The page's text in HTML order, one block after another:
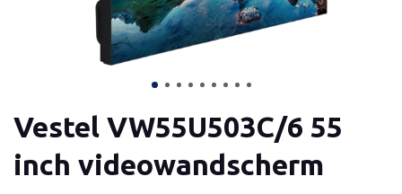
Vestel VW55U503C/6 55
inch videowandscherm